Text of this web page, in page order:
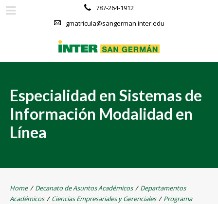
787-264-1912
gmatricula@sangerman.inter.edu
Especialidad en Sistemas de
Información Modalidad en
Línea
Home / Decanato de Asuntos Académicos / Departamentos
Académicos / Ciencias Empresariales y Gerenciales / Programa